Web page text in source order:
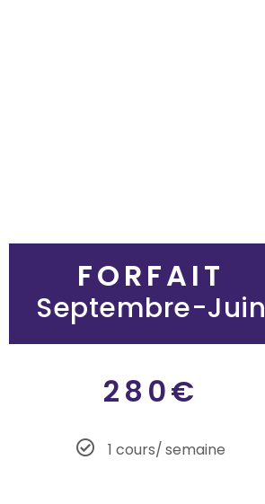
FORFAIT
Septembre-Juin
280€
1 cours/ semaine